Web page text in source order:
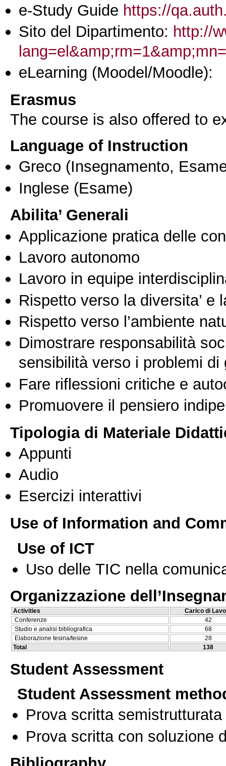
e-Study Guide https://
Sito del Dipartimento: http://
eLearning (Moodel/Moodle):
Erasmus
The course is also offered to
Language of Instruction
Greco (Insegnamento,
Inglese (Esame)
Abilita’ Generali
Applicazione pratica delle
Lavoro autonomo
Lavoro in equipe
Rispetto verso la diversita’ e
Rispetto verso l’ambiente
Dimostrare responsabilità
sensibilità verso i problemi di
Fare riflessioni critiche e
Promuovere il pensiero
Tipologia di Materiale
Appunti
Audio
Esercizi interattivi
Use of Information and
Use of ICT
Uso delle TIC nella
Organizzazione
Activities
Carico di
Conferenze
42
Studio e analisi bibliografica
68
Elaborazione tesina/tesine
28
Total
138
Student Assessment
Student Assessment
Prova scritta
Prova scritta con soluzione